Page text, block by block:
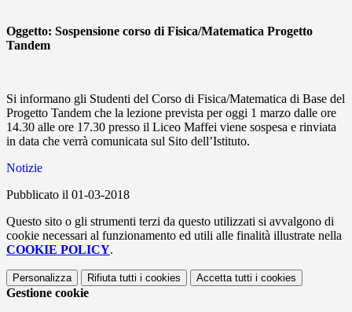
Oggetto: Sospensione corso di Fisica/Matematica Progetto
Tandem
Si informano gli Studenti del Corso di Fisica/Matematica di Base del
Progetto Tandem che la lezione prevista per oggi 1 marzo dalle ore
14.30 alle ore 17.30 presso il Liceo Maffei viene sospesa e rinviata
in data che verrà comunicata sul Sito dell’Istituto.
Notizie
Pubblicato il 01-03-2018
Questo sito o gli strumenti terzi da questo utilizzati si avvalgono di
cookie necessari al funzionamento ed utili alle finalità illustrate nella
COOKIE POLICY.
Personalizza Rifiuta tutti i cookies Accetta tutti i cookies
Gestione cookie